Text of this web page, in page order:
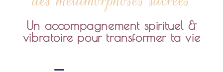
Un accompagnement spirituel &
vibratoire pour transformer ta vie